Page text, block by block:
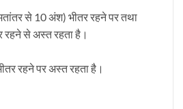
से 10 अंश) भीतर रहने पर तथा
रहने से अस्त रहता है।
रहने पर अस्त रहता है।